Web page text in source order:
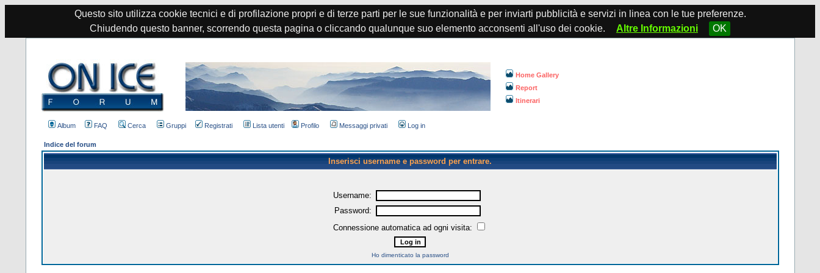
Questo sito utilizza cookie tecnici e di profilazione propri e di terze parti per le sue funzionalità e per inviarti pubblicità e servizi in linea con le tue preferenze.
Chiudendo questo banner, scorrendo questa pagina o cliccando qualunque suo elemento acconsenti all'uso dei cookie.
Altre Informazioni OK
Home Gallery
Report
Itinerari
Album FAQ Cerca Gruppi Registrati Lista utenti Profilo Messaggi privati Log in
Indice del forum
Inserisci username e password per entrare.
Username:
Password:
Connessione automatica ad ogni visita:
Ho dimenticato la password